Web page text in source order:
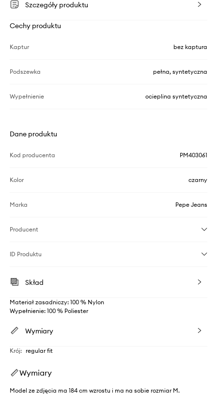
Szczegóły produktu
Cechy produktu
Kaptur bez kaptura
Podszewka pełna, syntetyczna
Wypełnienie ocieplina syntetyczna
Dane produktu
Kod producenta PM403061
Kolor czarny
Marka Pepe Jeans
Producent
ID Produktu
Skład
Materiał zasadniczy: 100 % Nylon
Wypełnienie: 100 % Poliester
Wymiary
Krój: regular fit
Wymiary
Model ze zdjęcia ma 184 cm wzrostu i ma na sobie rozmiar M.